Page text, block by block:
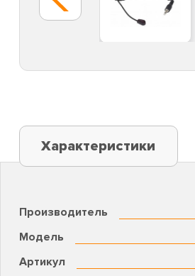
Характеристики
Производитель
Модель
Артикул